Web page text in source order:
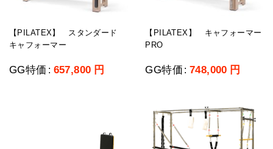
【PILATEX】 スタンダード
キャフォーマー
GG特価 : 657,800 円
【PILATEX】 キャフォーマー
PRO
GG特価 : 748,000 円